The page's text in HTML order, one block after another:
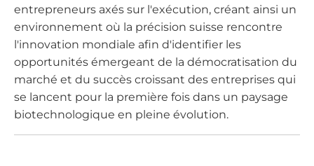
entrepreneurs axés sur l'exécution, créant ainsi un
environnement où la précision suisse rencontre
l'innovation mondiale afin d'identifier les
opportunités émergeant de la démocratisation du
marché et du succès croissant des entreprises qui
se lancent pour la première fois dans un paysage
biotechnologique en pleine évolution.